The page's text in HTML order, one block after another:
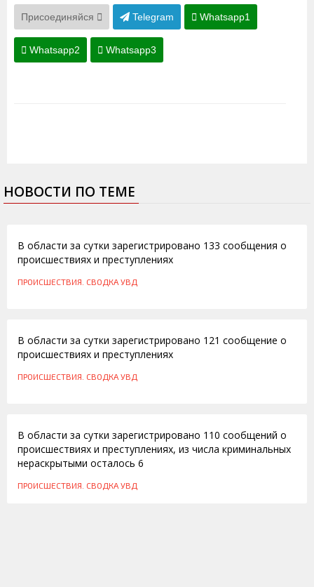
Присоединяйся Telegram Whatsapp1
Whatsapp2 Whatsapp3
НОВОСТИ ПО ТЕМЕ
В области за сутки зарегистрировано 133 сообщения о
происшествиях и преступлениях
ПРОИСШЕСТВИЯ. СВОДКА УВД
В области за сутки зарегистрировано 121 сообщение о
происшествиях и преступлениях
ПРОИСШЕСТВИЯ. СВОДКА УВД
В области за сутки зарегистрировано 110 сообщений о
происшествиях и преступлениях, из числа криминальных
нераскрытыми осталось 6
ПРОИСШЕСТВИЯ. СВОДКА УВД